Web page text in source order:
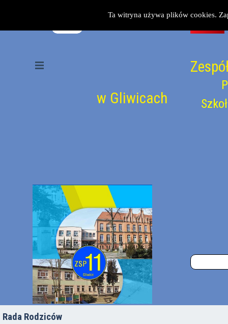
Ta witryna używa plików cookies.
w Gliwicach
Rada Rodziców